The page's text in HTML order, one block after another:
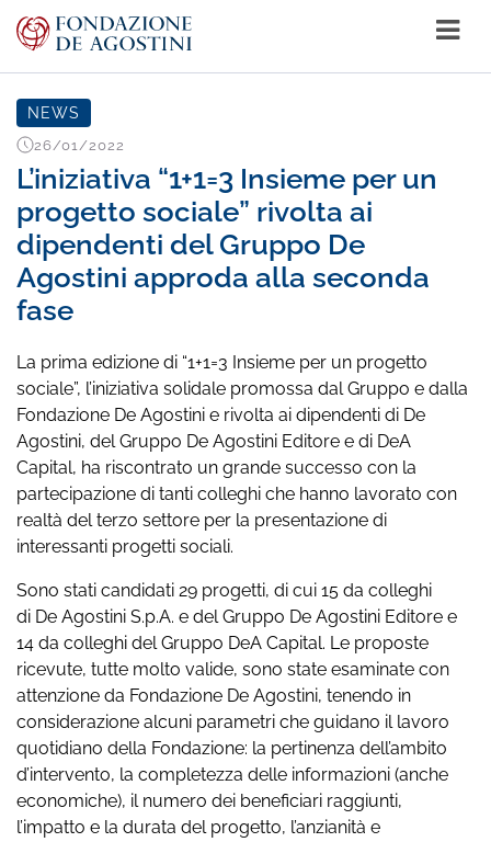
NEWS
26/01/2022
L’iniziativa “1+1=3 Insieme per un
progetto sociale” rivolta ai
dipendenti del Gruppo De
Agostini approda alla seconda
fase
La prima edizione di “1+1=3 Insieme per un progetto
sociale”, l’iniziativa solidale promossa dal Gruppo e dalla
Fondazione De Agostini e rivolta ai dipendenti di De
Agostini, del Gruppo De Agostini Editore e di DeA
Capital, ha riscontrato un grande successo con la
partecipazione di tanti colleghi che hanno lavorato con
realtà del terzo settore per la presentazione di
interessanti progetti sociali.
Sono stati candidati 29 progetti, di cui 15 da colleghi
di De Agostini S.p.A. e del Gruppo De Agostini Editore e
14 da colleghi del Gruppo DeA Capital. Le proposte
ricevute, tutte molto valide, sono state esaminate con
attenzione da Fondazione De Agostini, tenendo in
considerazione alcuni parametri che guidano il lavoro
quotidiano della Fondazione: la pertinenza dell’ambito
d’intervento, la completezza delle informazioni (anche
economiche), il numero dei beneficiari raggiunti,
l’impatto e la durata del progetto, l’anzianità e